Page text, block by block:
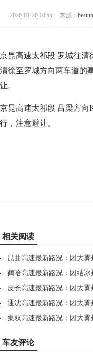
2020-01-20 10:55 来源：
京昆高速太祁段 罗城往清
清徐至罗城方向两车道的
让。
京昆高速太祁段 吕梁方向
行，注意避让。
相关阅读
昆曲高速最新路况：因大
全..
鹤哈高速最新路况：因结冰
部..
皮长高速最新路况：因大
座..
通沈高速最新路况：因大雾
法..
集双高速最新路况：因大雾
车友评论